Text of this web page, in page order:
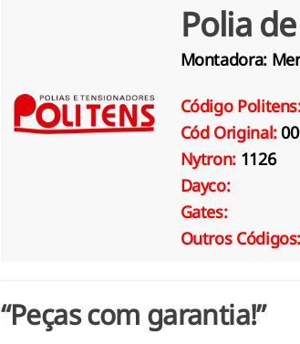
Polia
Montadora:
Código
Cód Original:
Nytron: 1126
Dayco:
Gates:
Outros Códigos:
“Peças com garantia!”